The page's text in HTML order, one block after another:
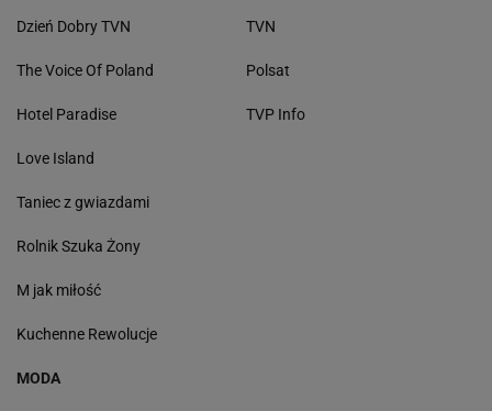
Dzień Dobry TVN
The Voice Of Poland
Hotel Paradise
Love Island
Taniec z gwiazdami
Rolnik Szuka Żony
M jak miłość
Kuchenne Rewolucje
TVN
Polsat
TVP Info
MODA